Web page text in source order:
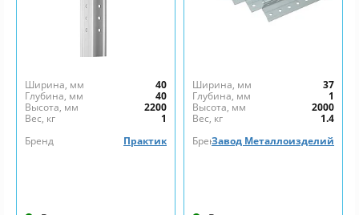
Ширина, мм
40
Глубина, мм
40
Высота, мм
2200
Вес, кг
1
Бренд
Практик
Ширина, мм
37
Глубина, мм
1
Высота, мм
2000
Вес, кг
1.4
БрендЗавод Металлоизделий